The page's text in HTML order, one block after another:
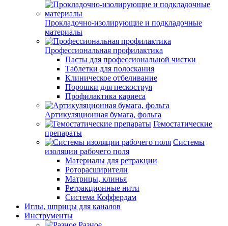
Прокладочно-изолирующие и подкладочные
материалы
Профессиональная профилактика
Пасты для профессиональной чистки
Таблетки для полоскания
Клиническое отбеливание
Порошки для пескоструя
Профилактика кариеса
Артикуляционная бумага, фольга
Гемостатические
препараты
Системы
изоляции рабочего поля
Материалы для ретракции
Роторасширители
Матрицы, клинья
Ретракционные нити
Система Коффердам
Иглы, шприцы для каналов
Инструменты